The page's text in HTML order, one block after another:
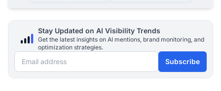
Stay Updated on AI Visibility Trends
Get the latest insights on AI mentions, brand monitoring, and
optimization strategies.
Email address Subscribe